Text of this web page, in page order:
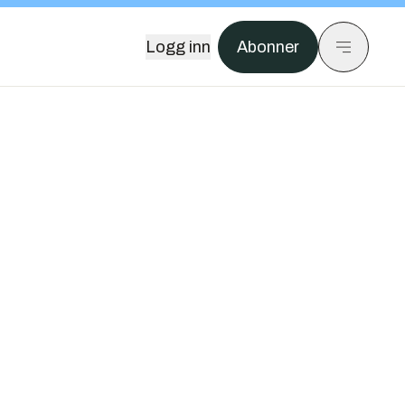
Logg inn Abonner